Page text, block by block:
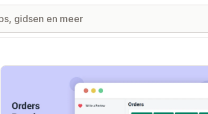
Galerij met uitgelichte afbeeldingen